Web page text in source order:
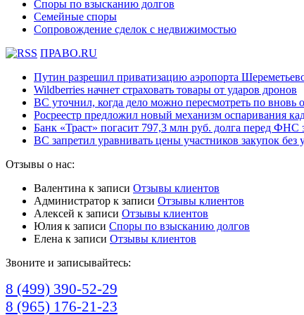
Споры по взысканию долгов
Семейные споры
Сопровождение сделок с недвижимостью
ПРАВО.RU
Путин разрешил приватизацию аэропорта
Wildberries начнет страховать товары от ударов дронов
ВС уточнил, когда дело можно пересмотреть по вновь
Росреестр предложил новый механизм оспаривания
Банк «Траст» погасит 797,3 млн руб. долга перед ФНС
ВС запретил уравнивать цены участников закупок без
Отзывы о нас:
Валентина к записи Отзывы клиентов
Администратор к записи Отзывы клиентов
Алексей к записи Отзывы клиентов
Юлия к записи Споры по взысканию долгов
Елена к записи Отзывы клиентов
Звоните и записывайтесь:
8 (499) 390-52-29
8 (965) 176-21-23